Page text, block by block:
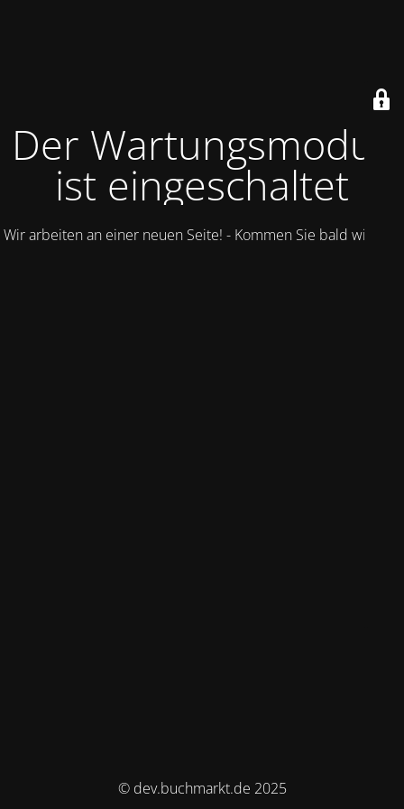
Der Wartungsmodus
ist eingeschaltet
Wir arbeiten an einer neuen Seite! - Kommen Sie bald wieder.
© dev.buchmarkt.de 2025